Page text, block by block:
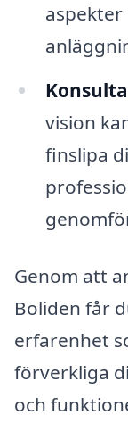
vision
finslipa
Genom att
Boliden får
erfarenhet
förverkliga
och